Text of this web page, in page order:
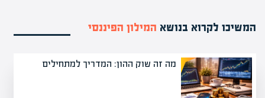
המשיכו לקרוא בנושא המילון הפיננסי
מה זה שוק ההון: המדריך למתחילים